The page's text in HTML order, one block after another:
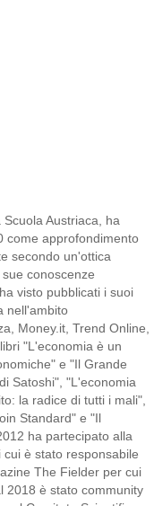
Austriaca, ha
come approfondimento
secondo un'ottica
conoscenze
visto pubblicati i suoi
nell'ambito
Money.it, Trend Online,
"L'economia è un
e "Il Grande
Satoshi", "L'economia
la radice di tutti i mali",
Standard" e "Il
ha partecipato alla
è stato responsabile
The Fielder per cui
2018 è stato community